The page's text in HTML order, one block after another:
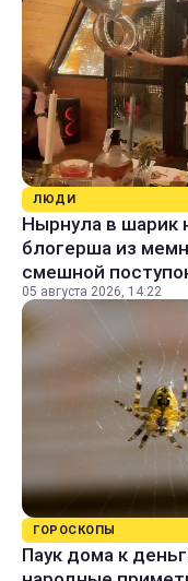
ЛЮДИ
Нырнула в шарик
блогерша из
смешной
05 августа 2026, 14:22
ГОРОСКОПЫ
Паук дома к